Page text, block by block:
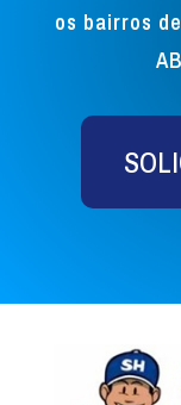
os bairros